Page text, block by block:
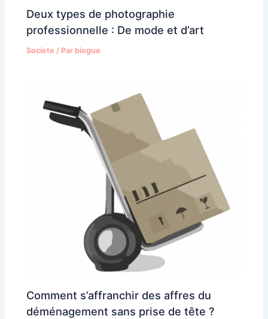
Deux types de photographie
professionnelle : De mode et d’art
Societe / Par biogue
Comment s’affranchir des affres du
déménagement sans prise de tête ?